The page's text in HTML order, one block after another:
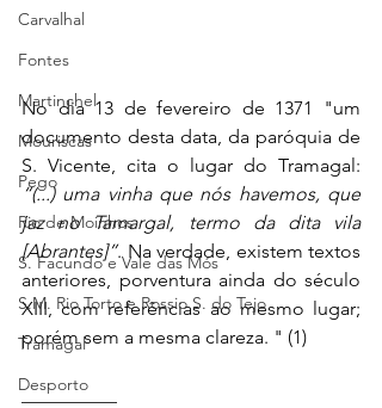
Carvalhal
Fontes
Martinchel
Mouriscas
Pego
Rio de Moinhos
S. Facundo e Vale das Mós
S.M. Rio Torto e Rossio S. do Tejo
Tramagal
Desporto
No dia 13 de fevereiro de 1371 "um
documento desta data, da paróquia de
“(...) uma vinha que nós havemos, que
jaz no Tamargal, termo da dita vila
[Abrantes]”. Na verdade, existem textos
anteriores, porventura ainda do século
XIII, com referências ao mesmo lugar;
porém sem a mesma clareza. " (1)
__________